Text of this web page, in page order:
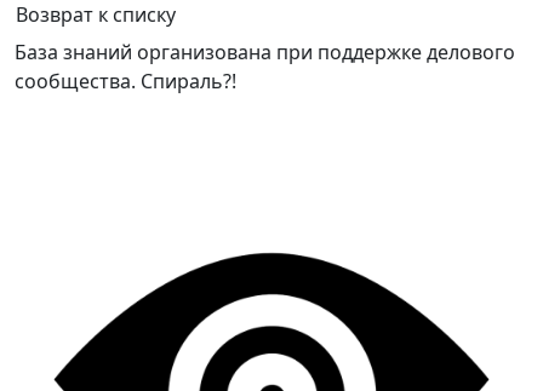
Возврат к списку
База знаний организована при поддержке делового
сообщества. Спираль?!